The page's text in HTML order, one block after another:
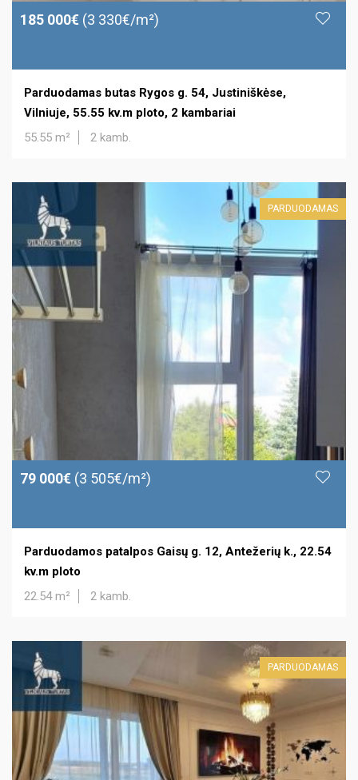
185 000€ (3 330€/m²)
Parduodamas butas Rygos g. 54, Justiniškėse,
Vilniuje, 55.55 kv.m ploto, 2 kambariai
55.55 m²
2 kamb.
PARDUODAMAS
79 000€ (3 505€/m²)
Parduodamos patalpos Gaisų g. 12, Antežerių k., 22.54
kv.m ploto
22.54 m²
2 kamb.
PARDUODAMAS